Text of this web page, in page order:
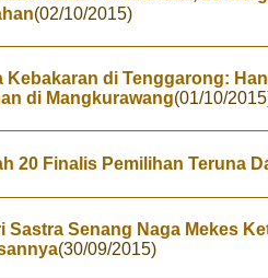
(02/10/2015)
Kebakaran di Tenggarong:
di Mangkurawang(01/10/
20 Finalis Pemilihan Teruna
Sastra Senang Naga Mekes
(30/09/2015)